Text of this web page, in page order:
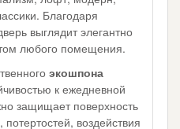
Благодаря
выглядит элегантно
любого помещения.
экошпона
к ежедневной
защищает поверхность
воздействия